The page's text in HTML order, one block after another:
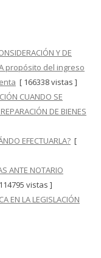
Y DE
A propósito del ingreso
[ 166338 vistas ]
CUANDO SE
DE BIENES
EFECTUARLA? [
ANTE NOTARIO
vistas ]
EN LA LEGISLACIÓN